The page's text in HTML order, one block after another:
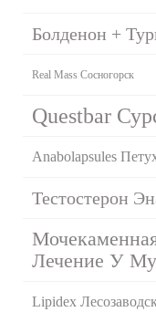
Болденон +
Real Mass Сосногорск
Questbar
Anabolapsules
Тестостерон
Лечение У
Lipidex Лесозаводск